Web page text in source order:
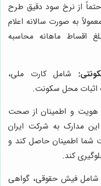
از نرخ سود دقیق طرح
به صورت سالانه اعلام
اقساط ماهانه محاسبه
شامل کارت ملی،
اثبات محل سکونت.
هویت و اطمینان از صحت
مدارک به شرکت ایران
شما اطمینان حاصل کند و
کند.
شامل فیش حقوقی، گواهی